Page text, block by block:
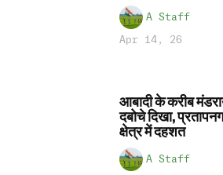
A Staff
Apr 14, 26
आबादी के करीब
दबोचे दिखा,
क्षेत्र में दहशत
A Staff